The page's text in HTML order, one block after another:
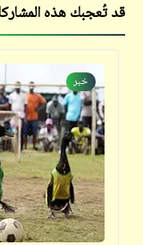
قد تُعجبك هذه
خبر